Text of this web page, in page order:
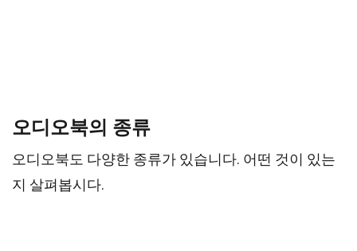
오디오북의 종류
오디오북도 다양한 종류가 있습니다. 어떤 것이 있는
지 살펴봅시다.